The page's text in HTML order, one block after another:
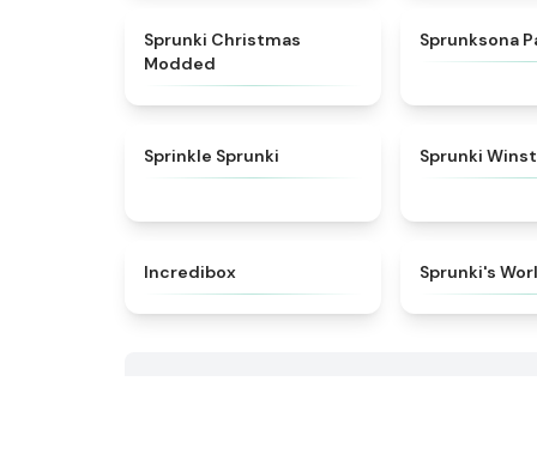
Sprunki Christmas
Modded
Sprunksona
Sprinkle Sprunki Sprunki
Incredibox Sprunki's